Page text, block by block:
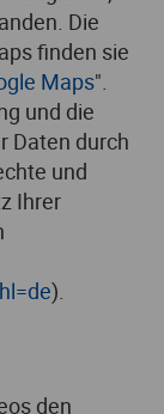
Die
finden sie
Maps".
und die
Daten durch
und
Ihrer
).
den